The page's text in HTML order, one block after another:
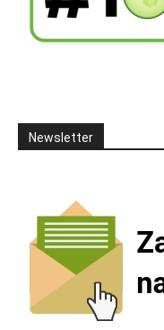
Newsletter